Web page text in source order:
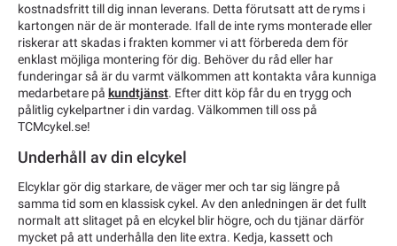
kostnadsfritt till dig innan leverans. Detta förutsatt att de ryms i
kartongen när de är monterade. Ifall de inte ryms monterade eller
riskerar att skadas i frakten kommer vi att förbereda dem för
enklast möjliga montering för dig. Behöver du råd eller har
funderingar så är du varmt välkommen att kontakta våra kunniga
medarbetare på kundtjänst. Efter ditt köp får du en trygg och
pålitlig cykelpartner i din vardag. Välkommen till oss på
TCMcykel.se!
Underhåll av din elcykel
Elcyklar gör dig starkare, de väger mer och tar sig längre på
samma tid som en klassisk cykel. Av den anledningen är det fullt
normalt att slitaget på en elcykel blir högre, och du tjänar därför
mycket på att underhålla den lite extra. Kedja, kassett och